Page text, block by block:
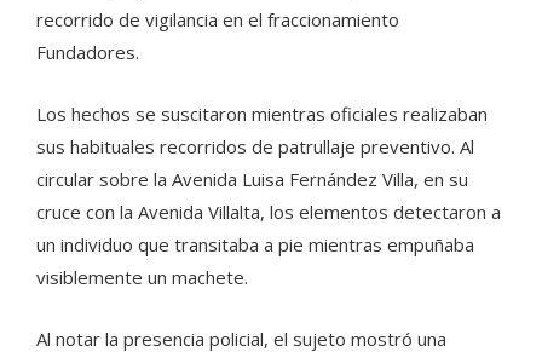
recorrido de vigilancia en el fraccionamiento
Fundadores.
Los hechos se suscitaron mientras oficiales realizaban
sus habituales recorridos de patrullaje preventivo. Al
circular sobre la Avenida Luisa Fernández Villa, en su
cruce con la Avenida Villalta, los elementos detectaron a
un individuo que transitaba a pie mientras empuñaba
visiblemente un machete.
Al notar la presencia policial, el sujeto mostró una